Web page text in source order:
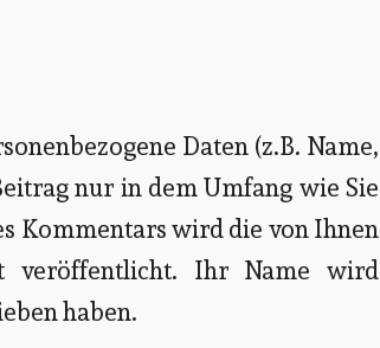
Daten (z.B. Name,
nur in dem Umfang wie Sie
Kommentars wird die von Ihnen
veröffentlicht. Ihr Name wird
haben.